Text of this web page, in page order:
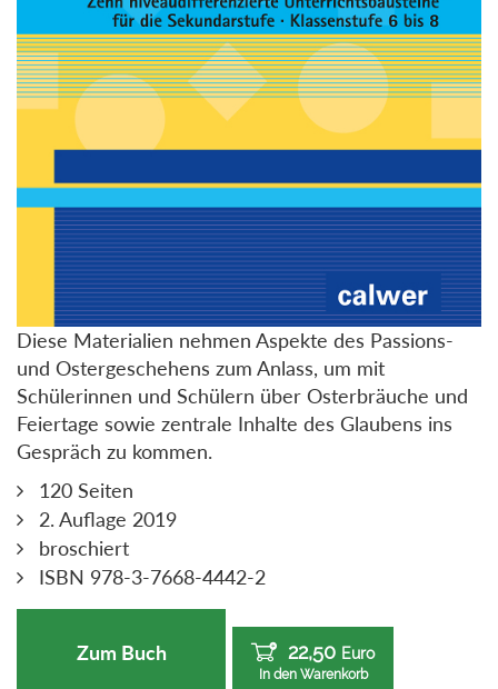
Diese Materialien nehmen Aspekte des Passions-
und Ostergeschehens zum Anlass, um mit
Schülerinnen und Schülern über Osterbräuche und
Feiertage sowie zentrale Inhalte des Glaubens ins
Gespräch zu kommen.
120 Seiten
2. Auflage 2019
broschiert
ISBN 978-3-7668-4442-2
Zum Buch 22,50 Euro
In den Warenkorb